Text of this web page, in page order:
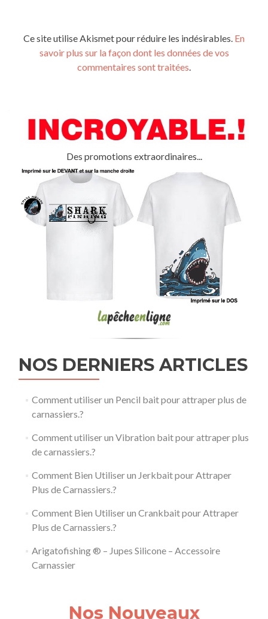
Ce site utilise Akismet pour réduire les indésirables. En
savoir plus sur la façon dont les données de vos
commentaires sont traitées.
Des promotions extraordinaires...
NOS DERNIERS ARTICLES
Comment utiliser un Pencil bait pour attraper plus de
carnassiers.?
Comment utiliser un Vibration bait pour attraper plus
de carnassiers.?
Comment Bien Utiliser un Jerkbait pour Attraper
Plus de Carnassiers.?
Comment Bien Utiliser un Crankbait pour Attraper
Plus de Carnassiers.?
Arigatofishing ® – Jupes Silicone – Accessoire
Carnassier
Nos Nouveaux